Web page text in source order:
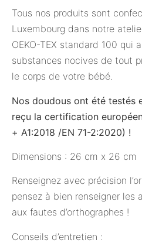
Tous nos produits sont
Luxembourg dans notre
OEKO-TEX standard 100 qui
substances nocives de tout
le corps de votre bébé.
Nos doudous ont été testés
reçu la certification
+ A1:2018 /EN 71-2:2020) !
Dimensions : 26 cm x 26 cm
Renseignez avec précision
pensez à bien renseigner les
aux fautes d’orthographes !
Conseils d’entretien :